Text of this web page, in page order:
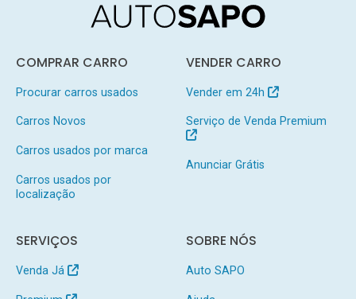
COMPRAR CARRO
Procurar carros usados
Carros Novos
Carros usados por marca
Carros usados por
localização
VENDER CARRO
Vender em 24h
Serviço de Venda Premium
Anunciar Grátis
SERVIÇOS
Venda Já
SOBRE NÓS
Auto SAPO